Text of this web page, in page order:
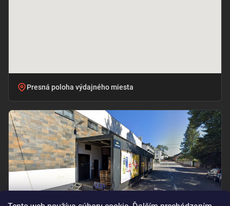
Presná poloha výdajného miesta